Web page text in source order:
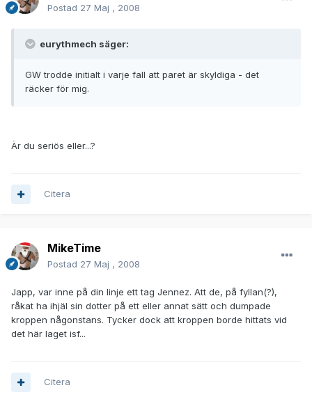
Postad 27 Maj , 2008
eurythmech säger:
GW trodde initialt i varje fall att paret är skyldiga - det
räcker för mig.
Är du seriös eller...?
Citera
MikeTime
Postad 27 Maj , 2008
Japp, var inne på din linje ett tag Jennez. Att de, på fyllan(?),
råkat ha ihjäl sin dotter på ett eller annat sätt och dumpade
kroppen någonstans. Tycker dock att kroppen borde hittats vid
det här laget isf...
Citera